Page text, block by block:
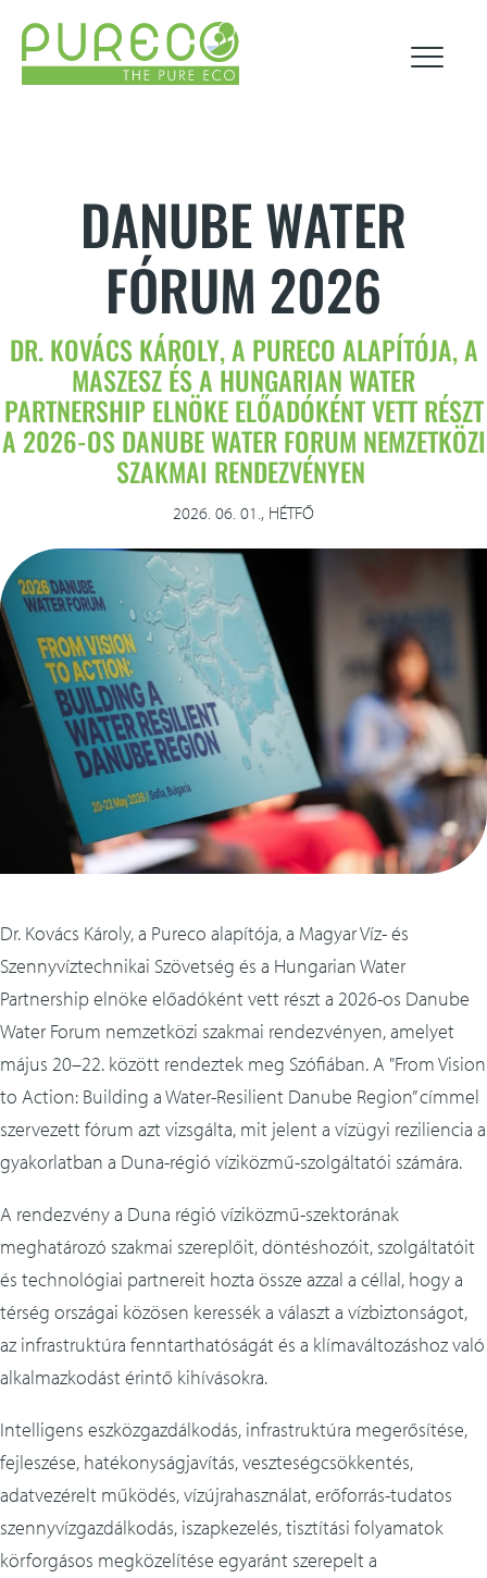
rólunk
esg
karrier
hírek
termékek
technológiák
szolgáltatások
méretező alkalmazás
referenciák
letöltések
kapcsolat
english
DANUBE WATER
FÓRUM 2026
DR. KOVÁCS KÁROLY, A PURECO ALAPÍTÓJA, A
MASZESZ ÉS A HUNGARIAN WATER
PARTNERSHIP ELNÖKE ELŐADÓKÉNT VETT RÉSZT
A 2026-OS DANUBE WATER FORUM NEMZETKÖZI
SZAKMAI RENDEZVÉNYEN
2026. 06. 01., HÉTFŐ
Dr. Kovács Károly, a Pureco alapítója, a Magyar Víz- és
Szennyvíztechnikai Szövetség és a Hungarian Water
Partnership elnöke előadóként vett részt a 2026-os Danube
Water Forum nemzetközi szakmai rendezvényen, amelyet
május 20–22. között rendeztek meg Szófiában. A "From Vision
to Action: Building a Water-Resilient Danube Region” címmel
szervezett fórum azt vizsgálta, mit jelent a vízügyi reziliencia a
gyakorlatban a Duna-régió víziközmű-szolgáltatói számára.
A rendezvény a Duna régió víziközmű-szektorának
meghatározó szakmai szereplőit, döntéshozóit, szolgáltatóit
és technológiai partnereit hozta össze azzal a céllal, hogy a
térség országai közösen keressék a választ a vízbiztonságot,
az infrastruktúra fenntarthatóságát és a klímaváltozáshoz való
alkalmazkodást érintő kihívásokra.
Intelligens eszközgazdálkodás, infrastruktúra megerősítése,
fejleszése, hatékonyságjavítás, veszteségcsökkentés,
adatvezérelt működés, vízújrahasználat, erőforrás-tudatos
szennyvízgazdálkodás, iszapkezelés, tisztítási folyamatok
körforgásos megközelítése egyaránt szerepelt a